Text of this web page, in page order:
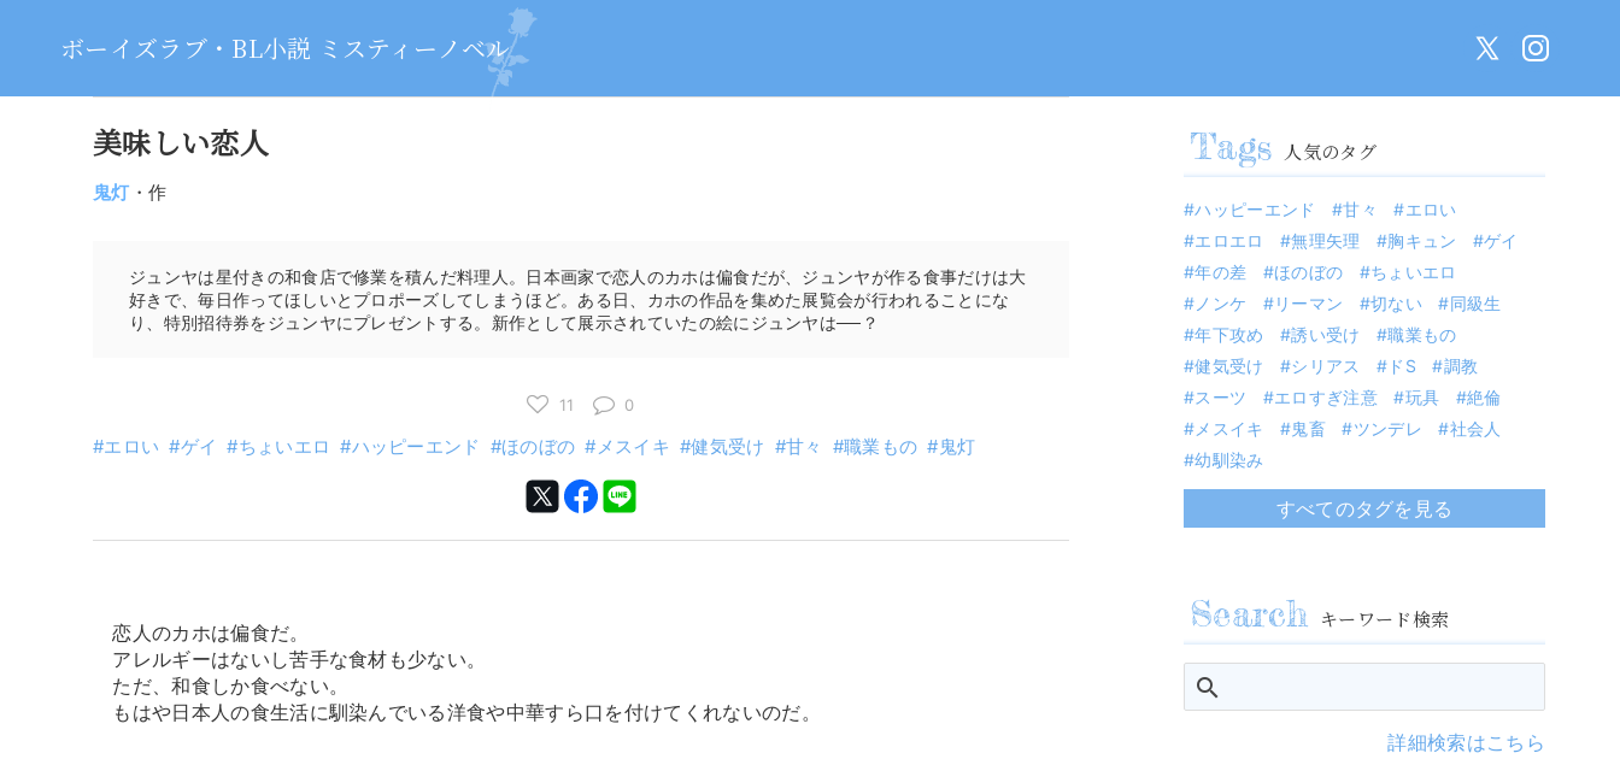
ボーイズラブ・BL小説 ミスティーノベル
美味しい恋人
鬼灯・作
ジュンヤは星付きの和食店で修業を積んだ料理人。日本画家で恋人のカホは偏食だが、ジュンヤが作る食事だけは大
好きで、毎日作ってほしいとプロポーズしてしまうほど。ある日、カホの作品を集めた展覧会が行われることにな
り、特別招待券をジュンヤにプレゼントする。新作として展示されていたの絵にジュンヤは──？
11 0
エロい ゲイ ちょいエロ ハッピーエンド ほのぼの メスイキ 健気受け 甘々 職業もの 鬼灯
恋人のカホは偏食だ。
アレルギーはないし苦手な食材も少ない。
ただ、和食しか食べない。
もはや日本人の食生活に馴染んでいる洋食や中華すら口を付けてくれないのだ。
人気のタグ
ハッピーエンド 甘々
エロい
エロエロ
無理矢理 胸キュン
ゲイ
年の差
ほのぼの
ちょいエロ
ノンケ
リーマン 切ない
同級生
年下攻め
誘い受け
職業もの
健気受け
シリアス ドS
調教
スーツ
エロすぎ注意 玩具
絶倫
メスイキ
鬼畜 ツンデレ
社会人
幼馴染み
すべてのタグを見る
キーワード検索
詳細検索はこちら